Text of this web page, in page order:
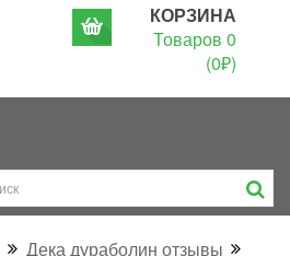
КОРЗИНА
Товаров 0
(0₽)
Дека дураболин отзывы